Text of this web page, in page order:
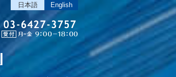
English
日本語